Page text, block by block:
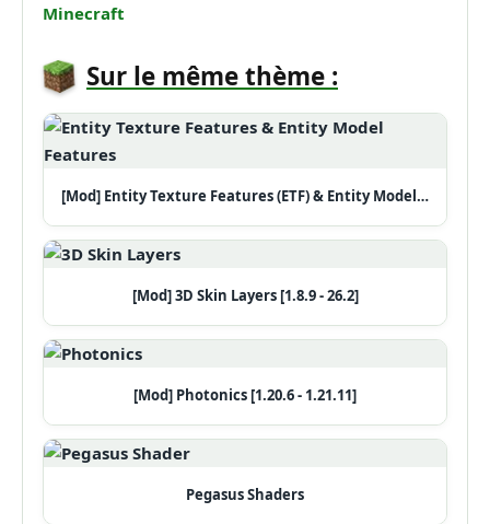
Minecraft
Sur le même thème :
[Mod] Entity Texture Features (ETF) & Entity Model…
[Mod] 3D Skin Layers [1.8.9 - 26.2]
[Mod] Photonics [1.20.6 - 1.21.11]
Pegasus Shaders